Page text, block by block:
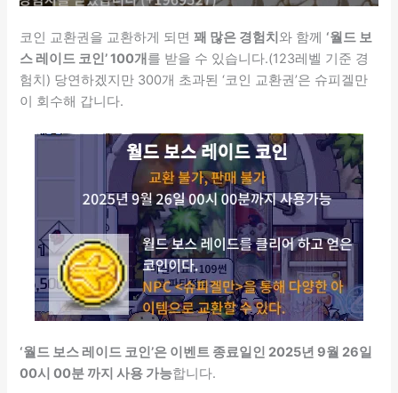
코인 교환권을 교환하게 되면꽤 많은 경험치 와 함께 ‘월드 보
스 레이드 코인’ 100개 를 받을 수 있습니다.(123레벨 기준 경
험치) 당연하겠지만 300개 초과된 ‘코인 교환권’은 슈피겔만
이 회수해 갑니다.
‘월드 보스 레이드 코인’은 이벤트 종료일인 2025년 9월 26일
00시 00분 까지 사용 가능합니다.